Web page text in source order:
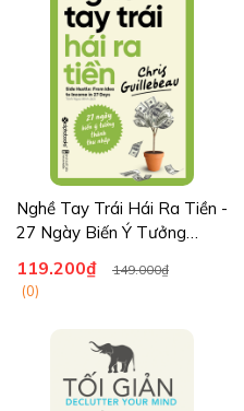
Nghề Tay Trái Hái Ra Tiền -
27 Ngày Biến Ý Tưởng
119.200₫ 149.000₫
(0)